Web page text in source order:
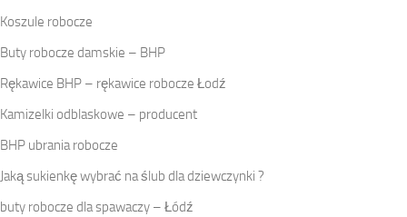
Koszule robocze
Buty robocze damskie – BHP
Rękawice BHP – rękawice robocze Łodź
Kamizelki odblaskowe – producent
BHP ubrania robocze
Jaką sukienkę wybrać na ślub dla dziewczynki ?
buty robocze dla spawaczy – Łódź